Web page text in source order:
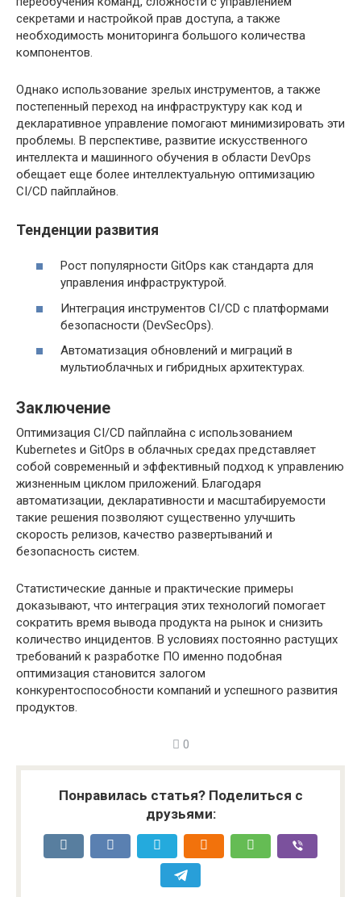
секретами и настройкой прав доступа, а также
необходимость мониторинга большого количества
компонентов.
Однако использование зрелых инструментов, а также
постепенный переход на инфраструктуру как код и
декларативное управление помогают минимизировать эти
проблемы. В перспективе, развитие искусственного
интеллекта и машинного обучения в области DevOps
обещает еще более интеллектуальную оптимизацию
CI/CD пайплайнов.
Тенденции развития
Рост популярности GitOps как стандарта для
управления инфраструктурой.
Интеграция инструментов CI/CD с платформами
безопасности (DevSecOps).
Автоматизация обновлений и миграций в
мультиоблачных и гибридных архитектурах.
Заключение
Оптимизация CI/CD пайплайна с использованием
Kubernetes и GitOps в облачных средах представляет
собой современный и эффективный подход к управлению
жизненным циклом приложений. Благодаря
автоматизации, декларативности и масштабируемости
такие решения позволяют существенно улучшить
скорость релизов, качество развертываний и
безопасность систем.
Статистические данные и практические примеры
доказывают, что интеграция этих технологий помогает
сократить время вывода продукта на рынок и снизить
количество инцидентов. В условиях постоянно растущих
требований к разработке ПО именно подобная
оптимизация становится залогом
конкурентоспособности компаний и успешного развития
продуктов.
0
Понравилась статья? Поделиться с
друзьями: